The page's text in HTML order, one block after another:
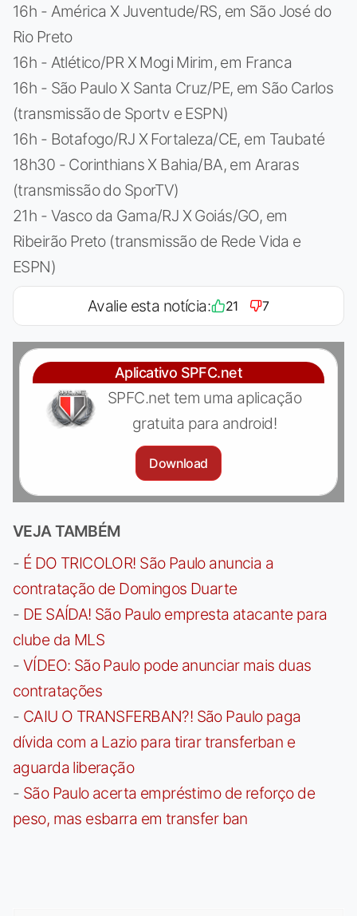
16h - América X Juventude/RS, em São José do
Rio Preto
16h - Atlético/PR X Mogi Mirim, em Franca
16h - São Paulo X Santa Cruz/PE, em São Carlos
(transmissão de Sportv e ESPN)
16h - Botafogo/RJ X Fortaleza/CE, em Taubaté
18h30 - Corinthians X Bahia/BA, em Araras
(transmissão do SporTV)
21h - Vasco da Gama/RJ X Goiás/GO, em
Ribeirão Preto (transmissão de Rede Vida e
ESPN)
Avalie esta notícia: 21 7
Aplicativo SPFC.net
SPFC.net tem uma aplicação
gratuita para android!
Download
VEJA TAMBÉM
- É DO TRICOLOR! São Paulo anuncia a
contratação de Domingos Duarte
- DE SAÍDA! São Paulo empresta atacante para
clube da MLS
- VÍDEO: São Paulo pode anunciar mais duas
contratações
- CAIU O TRANSFERBAN?! São Paulo paga
dívida com a Lazio para tirar transferban e
aguarda liberação
- São Paulo acerta empréstimo de reforço de
peso, mas esbarra em transfer ban